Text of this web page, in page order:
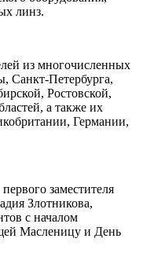
линз.
из многочисленных
Санкт-Петербурга,
Ростовской,
а также их
Германии,
заместителя
Злотникова,
с началом
Масленицу и День